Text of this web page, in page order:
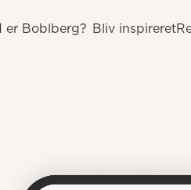
er Boblberg? Bliv inspireret